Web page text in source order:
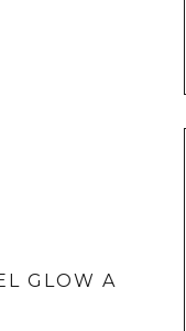
GLOW A